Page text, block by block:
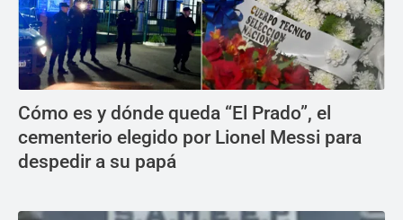
Cómo es y dónde queda “El Prado”, el
cementerio elegido por Lionel Messi para
despedir a su papá